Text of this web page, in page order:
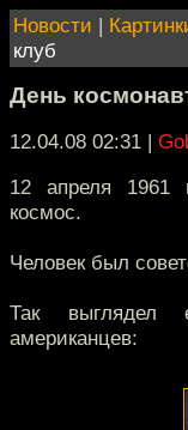
Новости |
клуб
День
12.04.08 02:31 |
12 апреля 1961
космос.
Человек был
Так выглядел
американцев: